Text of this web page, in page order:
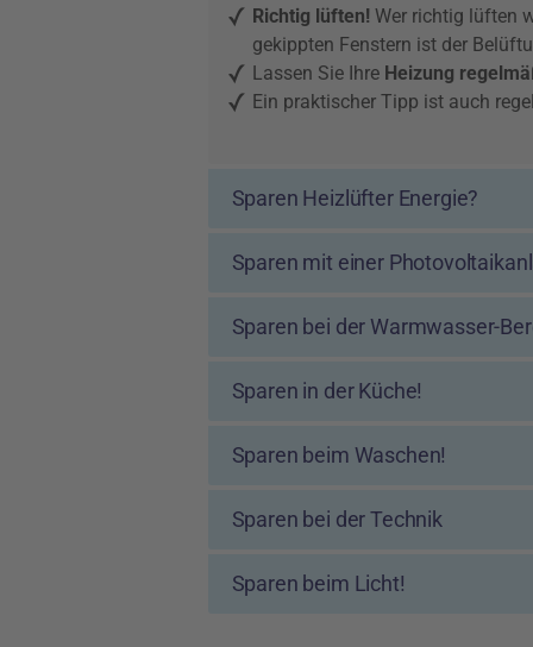
Richtig lüften!Wer richtig lüften
gekippten Fenstern ist der
Lassen Sie Ihre Heizung
Ein praktischer Tipp ist auch
Sparen Heizlüfter Energie?
Sparen mit einer
Sparen bei der Warmwasser-
Sparen in der Küche!
Sparen beim Waschen!
Sparen bei der Technik
Sparen beim Licht!